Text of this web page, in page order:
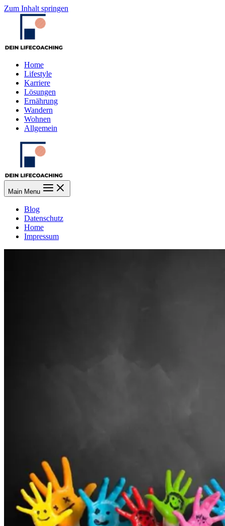
Zum Inhalt springen
Home
Lifestyle
Karriere
Lösungen
Ernährung
Wandern
Wohnen
Allgemein
Main Menu
Blog
Datenschutz
Home
Impressum